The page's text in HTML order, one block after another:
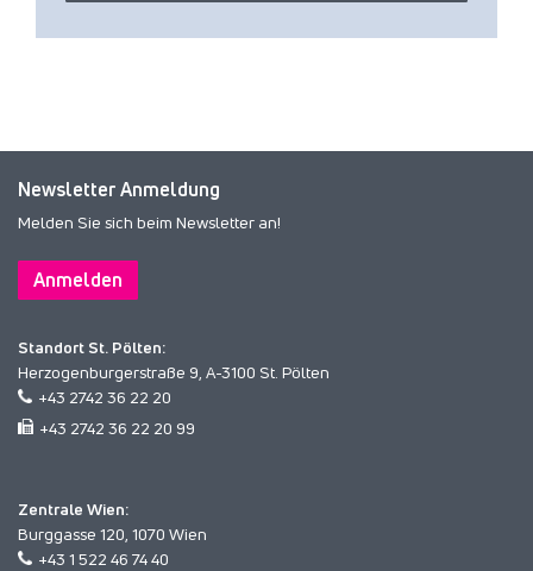
Newsletter Anmeldung
Melden Sie sich beim Newsletter an!
Anmelden
Standort St. Pölten:
Herzogenburgerstraße 9, A-3100 St. Pölten
+43 2742 36 22 20
+43 2742 36 22 20 99
Zentrale Wien:
Burggasse 120, 1070 Wien
+43 1 522 46 74 40